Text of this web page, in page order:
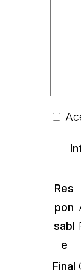
Res
pon
sabl
e
Final